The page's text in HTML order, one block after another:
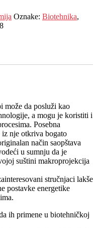
Oznake: Biotehnika,
može da posluži kao
a mogu je koristiti i
Posebna
iz nje otkriva bogato
način saopštava
u sumnju da je
suštini makroprojekcija
stručnjaci lakše
postavke energetike
ih primene u biotehničkoj